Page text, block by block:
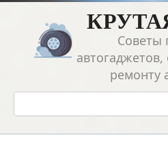
Перейти
контенту
Советы
ремонту
Поиск: